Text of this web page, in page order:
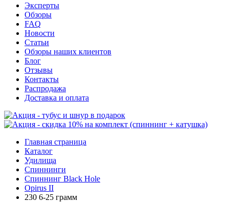
Эксперты
Обзоры
FAQ
Новости
Статьи
Обзоры наших клиентов
Блог
Отзывы
Контакты
Распродажа
Доставка и оплата
Главная страница
Каталог
Удилища
Спиннинги
Спиннинг Black Hole
Opirus II
230 6-25 грамм